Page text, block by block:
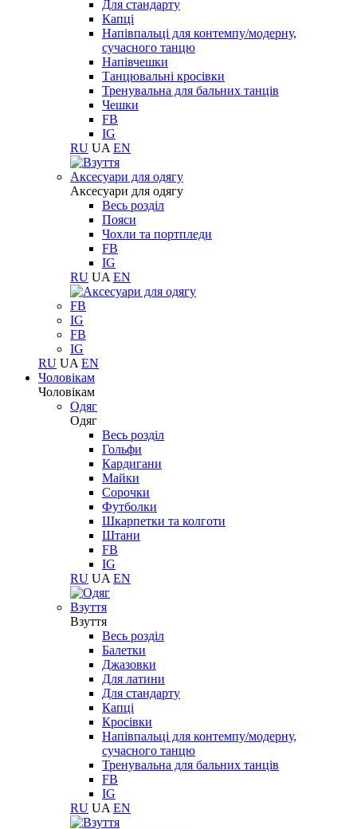
Для стандарту
Капці
Напівпальці для контемпу/модерну,
сучасного танцю
Напівчешки
Танцювальні кросівки
Тренувальна для бальних танців
Чешки
FB
IG
RU UA EN
Aксесуари для одягу
Aксесуари для одягу
Весь розділ
Пояси
Чохли та портпледи
FB
IG
RU UA EN
FB
IG
FB
IG
RU UA EN
Чоловікам
Чоловікам
Одяг
Одяг
Весь розділ
Гольфи
Кардигани
Майки
Сорочки
Футболки
Шкарпетки та колготи
Штани
FB
IG
RU UA EN
Взуття
Взуття
Весь розділ
Балетки
Джазовки
Для латини
Для стандарту
Капці
Кросівки
Напівпальці для контемпу/модерну,
сучасного танцю
Тренувальна для бальних танців
FB
IG
RU UA EN